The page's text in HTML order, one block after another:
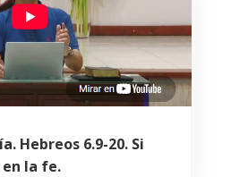
Hebreos 6.9-20. Si
la fe.